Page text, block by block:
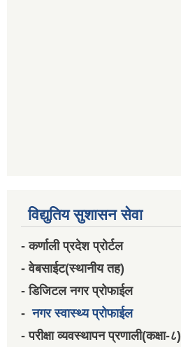
विद्युतिय सुशासन सेवा
- कर्णाली प्रदेश प्रोर्टल
- वेबसाईट(स्थानीय तह)
- डिजिटल नगर प्रोफाईल
-नगर स्वास्थ्य प्रोफाईल
- परीक्षा व्यवस्थापन प्रणाली(कक्षा-८)